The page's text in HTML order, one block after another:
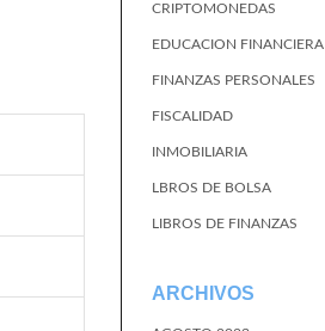
CRIPTOMONEDAS
EDUCACION FINANCIERA
FINANZAS PERSONALES
FISCALIDAD
INMOBILIARIA
LBROS DE BOLSA
LIBROS DE FINANZAS
ARCHIVOS